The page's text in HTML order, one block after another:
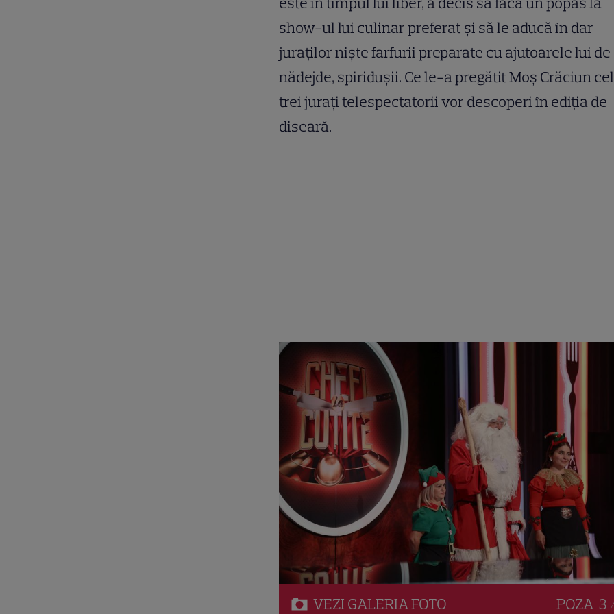
show-ul lui culinar preferat și să le aducă în dar
juraților niște farfurii preparate cu ajutoarele lui de
nădejde, spiridușii. Ce le-a pregătit Moș Crăciun
trei jurați telespectatorii vor descoperi în ediția de
diseară.
VEZI GALERIAFOTO POZA 3